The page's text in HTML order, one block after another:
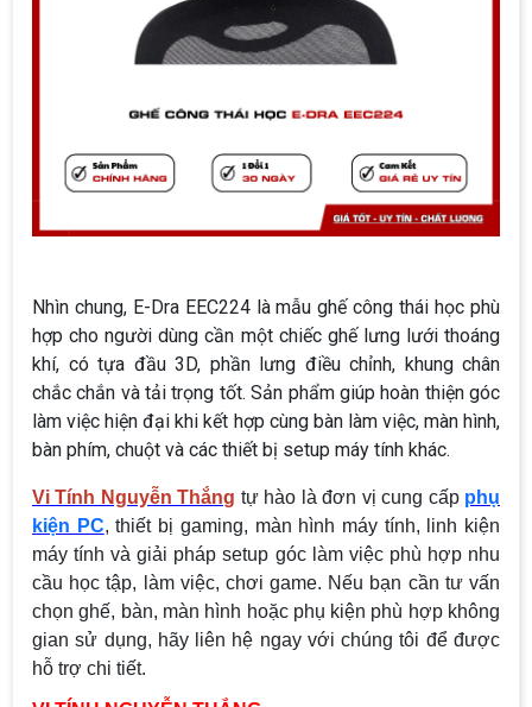
Nhìn chung, E-Dra EEC224 là mẫu ghế công thái học phù
hợp cho người dùng cần một chiếc ghế lưng lưới thoáng
khí, có tựa đầu 3D, phần lưng điều chỉnh, khung chân
chắc chắn và tải trọng tốt. Sản phẩm giúp hoàn thiện góc
làm việc hiện đại khi kết hợp cùng bàn làm việc, màn hình,
bàn phím, chuột và các thiết bị setup máy tính khác.
Vi Tính Nguyễn Thắng tự hào là đơn vị cung cấp phụ
kiện PC, thiết bị gaming, màn hình máy tính, linh kiện
máy tính và giải pháp setup góc làm việc phù hợp nhu
cầu học tập, làm việc, chơi game. Nếu bạn cần tư vấn
chọn ghế, bàn, màn hình hoặc phụ kiện phù hợp không
gian sử dụng, hãy liên hệ ngay với chúng tôi để được
hỗ trợ chi tiết.